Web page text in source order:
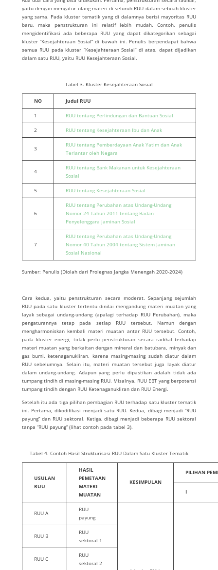
yaitu dengan mengatur ulang materi di seluruh RUU dalam sebuah kluster
yang sama. Pada kluster tematik yang di dalamnya berisi mayoritas RUU
baru, maka penstrukturan ini relatif lebih mudah. Contoh, penulis
mengidentifikasi ada beberapa RUU yang dapat dikategorikan sebagai
kluster “Kesejahteraan Sosial” di bawah ini. Penulis berpendapat bahwa
semua RUU pada kluster “Kesejahteraan Sosial” di atas, dapat dijadikan
dalam satu RUU, yaitu RUU Kesejahteraan Sosial.
Tabel 3. Kluster Kesejahteraan Sosial
NO Judul RUU
1 RUU tentang Perlindungan dan Bantuan Sosial
2 RUU tentang Kesejahteraan Ibu dan Anak
3
RUU tentang Pemberdayaan Anak Yatim dan Anak
Terlantar oleh Negara
4
RUU tentang Bank Makanan untuk Kesejahteraan
Sosial
5 RUU tentang Kesejahteraan Sosial
6
RUU tentang Perubahan atas Undang-Undang
Nomor 24 Tahun 2011 tentang Badan
Penyelenggara Jaminan Sosial
7
RUU tentang Perubahan atas Undang-Undang
Nomor 40 Tahun 2004 tentang Sistem Jaminan
Sosial Nasional
Sumber: Penulis (Diolah dari Prolegnas Jangka Menengah 2020-2024)
Cara kedua, yaitu penstrukturan secara moderat. Sepanjang sejumlah
RUU pada satu kluster tertentu dinilai mengandung materi muatan yang
layak sebagai undang-undang (apalagi terhadap RUU Perubahan), maka
pengaturannya tetap pada setiap RUU tersebut. Namun dengan
mengharmoniskan kembali materi muatan antar RUU tersebut. Contoh,
pada kluster energi, tidak perlu penstrukturan secara radikal terhadap
materi muatan yang berkaitan dengan mineral dan batubara, minyak dan
gas bumi, ketenaganukliran, karena masing-masing sudah diatur dalam
RUU sebelumnya. Selain itu, materi muatan tersebut juga layak diatur
dalam undang-undang. Adapun yang perlu dipastikan adalah tidak ada
tumpang tindih di masing-masing RUU. Misalnya, RUU EBT yang berpotensi
tumpang tindih dengan RUU Ketenaganukliran dan RUU Energi.
Setelah itu ada tiga pilihan pembagian RUU terhadap satu kluster tematik
ini. Pertama, dikodifikasi menjadi satu RUU. Kedua, dibagi menjadi “RUU
payung” dan RUU sektoral. Ketiga, dibagi menjadi beberapa RUU sektoral
tanpa “RUU payung” (lihat contoh pada tabel 3).
Tabel 4. Contoh Hasil Strukturisasi RUU Dalam Satu Kluster Tematik
USULAN
RUU
HASIL
PEMETAAN
MATERI
MUATAN
KESIMPULAN
PILIHAN
I
RUU A
RUU
payung
RUU B
RUU
sektoral 1
RUU C
RUU
sektoral 2